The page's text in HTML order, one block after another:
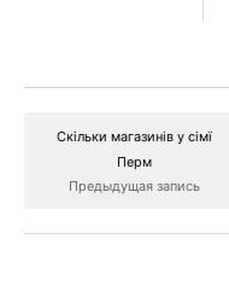
Скільки магазинів у сімї
Перм
Предыдущая запись